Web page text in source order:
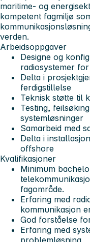
maritime- og
kompetent fagmiljø
verden.
Arbeidsoppgaver
Designe og
radiosystemer
Delta i
ferdigstillelse
Teknisk støtte til
Testing,
systemløsninger
Samarbeid med
Delta i
offshore
Kvalifikasjoner
Minimum
fagområde.
Erfaring med
kommunikasjon
God forståelse
Erfaring med